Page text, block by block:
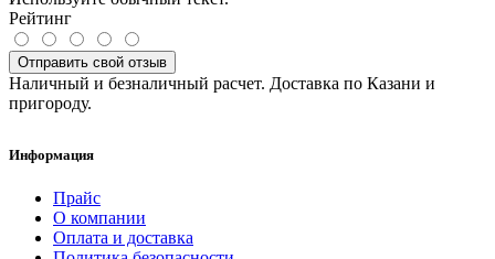
Рейтинг
Отправить свой отзыв
Наличный и безналичный расчет. Доставка по Казани и
пригороду.
Информация
Прайс
О компании
Оплата и доставка